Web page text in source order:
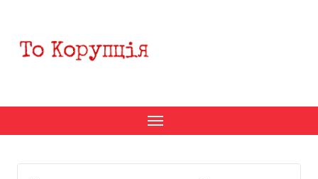
содержанию